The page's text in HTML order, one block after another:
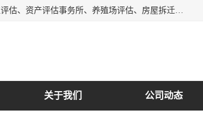
峡岭（重庆）第三方评估咨询有限公司主营：房屋拆迁征收评估、花卉苗木价值评估、资产评估事务所、养殖场评估、房屋拆迁服务公司等，形成了综合一体化的资产评估、财务审计和资产优化处置服务，是在全国同行业中资质全、业务服务范围广、具有影响力的综合服务机构。
关于我们 公司动态